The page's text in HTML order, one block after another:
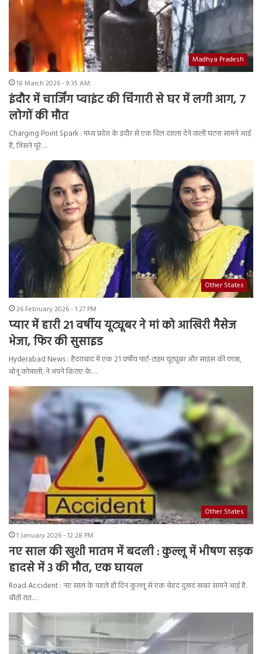
Madhya Pradesh
18 March 2026 - 9:35 AM
इंदौर में चार्जिंग प्वाइंट की चिंगारी से घर में लगी आग, 7
लोगों की मौत
Charging Point Spark : मध्य प्रदेश के इंदौर से एक दिल दहला देने वाली घटना सामने आई
है, जिसने पूरे…
Other States
26 February 2026 - 1:27 PM
प्यार में हारी 21 वर्षीय यूट्यूबर ने मां को आखिरी मैसेज
भेजा, फिर की सुसाइड
Hyderabad News : हैदराबाद में एक 21 वर्षीय पार्ट-टाइम यूट्यूबर और साइंस की छात्रा,
बोनू कोमाली, ने अपने किराए के…
Other States
1 January 2026 - 12:28 PM
नए साल की खुशी मातम में बदली : कुल्लू में भीषण सड़क
हादसे में 3 की मौत, एक घायल
Road Accident : नए साल के पहले ही दिन कुल्लू से एक बेहद दुखद खबर सामने आई है.
बीती रात…